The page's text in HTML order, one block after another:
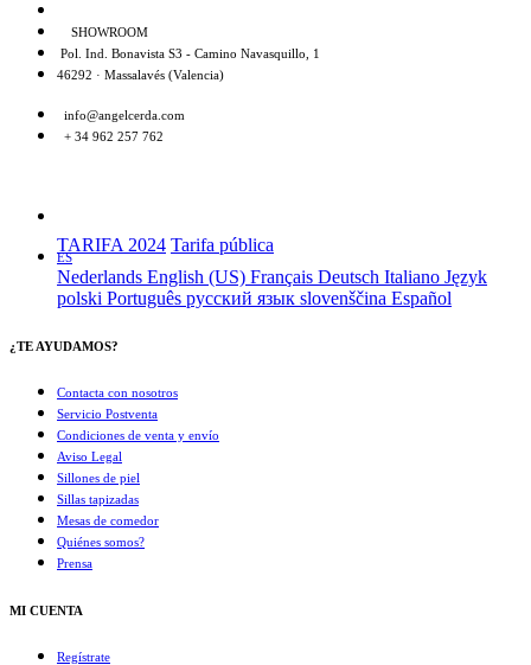
SHOWROOM
Pol. Ind. Bonavista S3 - Camino Navasquillo, 1
46292 · Massalavés (Valencia)
info@angelcerda.com
+ 34 962 257 762
TARIFA 2024 Tarifa pública
ES
Nederlands English (US) Français Deutsch Italiano Język
polski Português русский язык slovenščina Español
¿TE AYUDAMOS?
Contacta con nosotros
Servicio Postventa
Condiciones de venta y envío
Aviso Legal
Sillones de piel
Sillas tapizadas
Mesas de comedor
Quiénes somos?
Prensa
MI CUENTA
Regístrate